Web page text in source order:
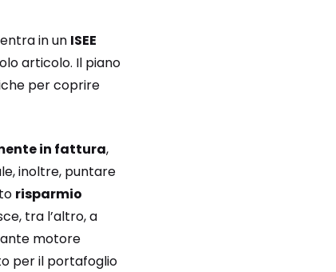
in un ISEE
articolo. Il piano
per coprire
in fattura,
inoltre, puntare
risparmio
tra l’altro, a
motore
per il portafoglio